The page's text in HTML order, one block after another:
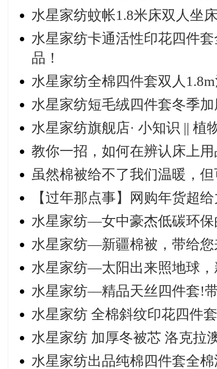
水星家纺蚊帐1.8米床双人坐
水星家纺卡通活性印花四件
品！
水星家纺全棉四件套双人
水星家纺短毛绒四件套冬季
水星家纺旗舰店· 小知识 ||
教你一招，如何在辨认床上
虽然棉被给不了我们温暖，
【过年那点事】网购年货超
水星家纺—女中豪杰低碳环保
水星家纺—新疆棉被，带给
水星家纺—太阳出来照地球
水星家纺—精品天丝四件套!
水星家纺 全棉斜纹印花四件
水星家纺 加厚冬被芯 洛克拉
水星家纺出品纯棉四件套全